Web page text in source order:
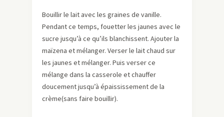
Bouillir le lait avec les graines de vanille.
Pendant ce temps, fouetter les jaunes avec le
sucre jusqu’à ce qu’ils blanchissent. Ajouter la
maïzena et mélanger. Verser le lait chaud sur
les jaunes et mélanger. Puis verser ce
mélange dans la casserole et chauffer
doucement jusqu’à épaississement de la
crème(sans faire bouillir).